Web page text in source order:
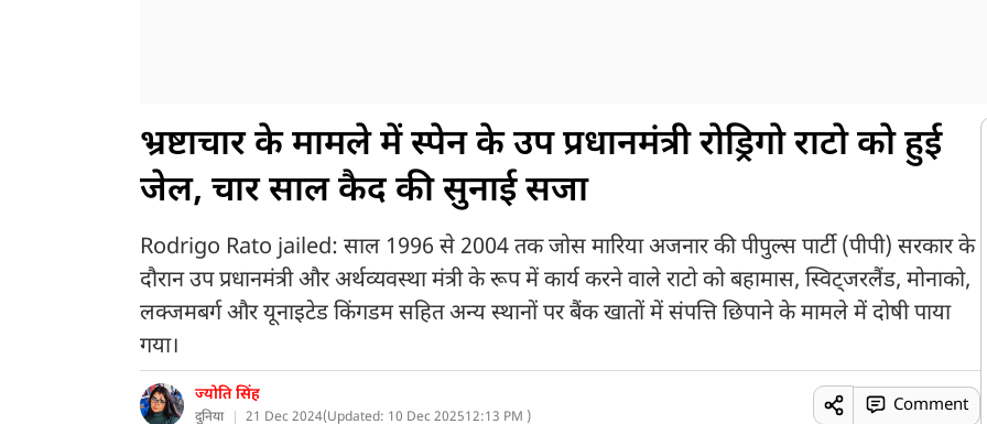
भ्रष्टाचार के मामले में स्पेन के उप प्रधानमंत्री रोड्रिगो राटो को हुई
जेल, चार साल कैद की सुनाई सजा
Rodrigo Rato jailed: साल 1996 से 2004 तक जोस मारिया अजनार की पीपुल्स पार्टी (पीपी) सरकार के
दौरान उप प्रधानमंत्री और अर्थव्यवस्था मंत्री के रूप में कार्य करने वाले राटो को बहामास, स्विट्जरलैंड, मोनाको,
लक्जमबर्ग और यूनाइटेड किंगडम सहित अन्य स्थानों पर बैंक खातों में संपत्ति छिपाने के मामले में दोषी पाया
गया।
ज्योति सिंह
दुनिया 21 Dec 2024(Updated: 10 Dec 202512:13 PM )
Comment